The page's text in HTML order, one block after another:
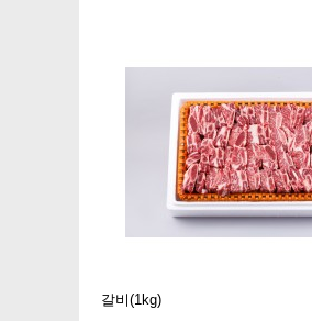
갈비(1kg)